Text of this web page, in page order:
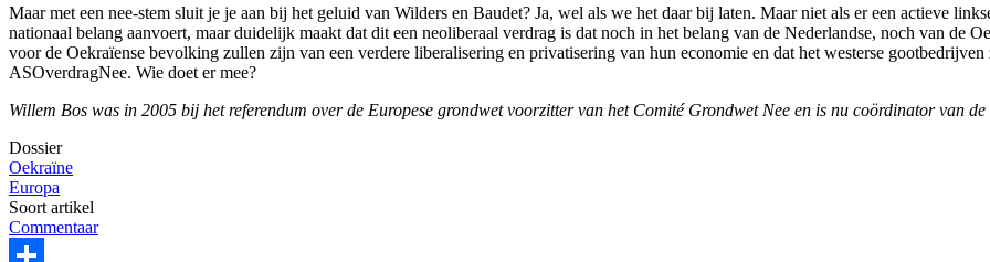
Maar met een nee-stem sluit je je aan bij het geluid van Wilders en Baudet? Ja, wel als we het daar bij laten. Maar niet als er een actieve
nationaal belang aanvoert, maar duidelijk maakt dat dit een neoliberaal verdrag is dat noch in het belang van de Nederlandse, noch van de
voor de Oekraïense bevolking zullen zijn van een verdere liberalisering en privatisering van hun economie en dat het westerse
ASOverdragNee. Wie doet er mee?
Willem Bos was in 2005 bij het referendum over de Europese grondwet voorzitter van het Comité Grondwet Nee en is nu coördinator van
Dossier
Oekraïne
Europa
Soort artikel
Commentaar